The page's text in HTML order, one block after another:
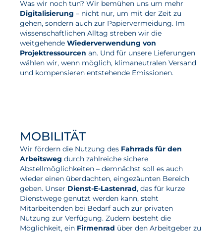
Was wir noch tun? Wir bemühen uns um mehr
Digitalisierung – nicht nur, um mit der Zeit zu
gehen, sondern auch zur Papiervermeidung. Im
wissenschaftlichen Alltag streben wir die
weitgehende Wiederverwendung von
Projektressourcen an. Und für unsere Lieferungen
wählen wir, wenn möglich, klimaneutralen Versand
und kompensieren entstehende Emissionen.
MOBILITÄT
Wir fördern die Nutzung des Fahrrads für den
Arbeitsweg durch zahlreiche sichere
Abstellmöglichkeiten – demnächst soll es auch
wieder einen überdachten, eingezäunten Bereich
geben. Unser Dienst-E-Lastenrad, das für kurze
Dienstwege genutzt werden kann, steht
Mitarbeitenden bei Bedarf auch zur privaten
Nutzung zur Verfügung. Zudem besteht die
Möglichkeit, ein Firmenrad über den Arbeitgeber zu